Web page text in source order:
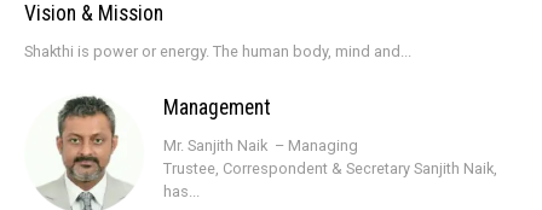
Vision & Mission
Shakthi is power or energy. The human body, mind and...
Management
Mr. Sanjith Naik – Managing
Trustee, Correspondent & Secretary Sanjith Naik,
has...